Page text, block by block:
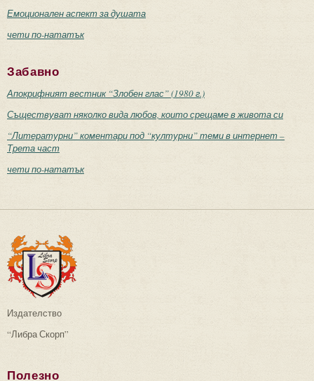
Емоционален аспект за душата
чети по-нататък
Забавно
Апокрифният вестник “Злобен глас” (1980 г.)
Съществуват няколко вида любов, които срещаме в живота си
“Литературни” коментари под “културни” теми в интернет –
Трета част
чети по-нататък
Издателство
“Либра Скорп”
Полезно